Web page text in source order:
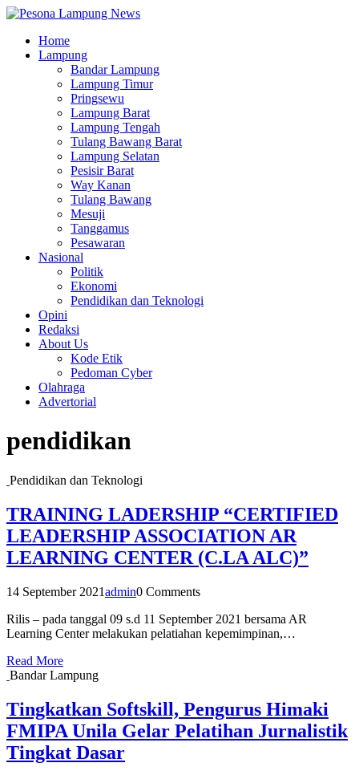
Home
Lampung
Bandar Lampung
Lampung Timur
Pringsewu
Lampung Barat
Lampung Tengah
Tulang Bawang Barat
Lampung Selatan
Pesisir Barat
Way Kanan
Tulang Bawang
Mesuji
Tanggamus
Pesawaran
Nasional
Politik
Ekonomi
Pendidikan dan Teknologi
Opini
Redaksi
About Us
Kode Etik
Pedoman Cyber
Olahraga
Advertorial
pendidikan
Pendidikan dan Teknologi
TRAINING LADERSHIP “CERTIFIED
LEADERSHIP ASSOCIATION AR
LEARNING CENTER (C.LA ALC)”
14 September 2021admin0 Comments
Rilis – pada tanggal 09 s.d 11 September 2021 bersama AR
Learning Center melakukan pelatiahan kepemimpinan,…
Read More
Bandar Lampung
Tingkatkan Softskill, Pengurus Himaki
FMIPA Unila Gelar Pelatihan Jurnalistik
Tingkat Dasar